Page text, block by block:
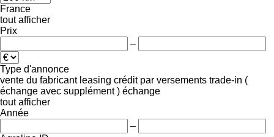
France
tout afficher
Prix
–
Type d'annonce
vente du fabricant leasing crédit par versements trade-in (
échange avec supplément ) échange
tout afficher
Année
–